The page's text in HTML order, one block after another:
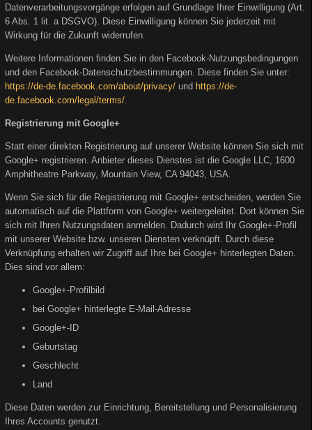
Datenverarbeitungsvorgänge erfolgen auf Grundlage Ihrer Einwilligung (Art.
6 Abs. 1 lit. a DSGVO). Diese Einwilligung können Sie jederzeit mit
Wirkung für die Zukunft widerrufen.
Weitere Informationen finden Sie in den Facebook-Nutzungsbedingungen
und den Facebook-Datenschutzbestimmungen. Diese finden Sie unter:
https://de-de.facebook.com/about/privacy/ und https://de-
de.facebook.com/legal/terms/.
Registrierung mit Google+
Statt einer direkten Registrierung auf unserer Website können Sie sich mit
Google+ registrieren. Anbieter dieses Dienstes ist die Google LLC, 1600
Amphitheatre Parkway, Mountain View, CA 94043, USA.
Wenn Sie sich für die Registrierung mit Google+ entscheiden, werden Sie
automatisch auf die Plattform von Google+ weitergeleitet. Dort können Sie
sich mit Ihren Nutzungsdaten anmelden. Dadurch wird Ihr Google+-Profil
mit unserer Website bzw. unseren Diensten verknüpft. Durch diese
Verknüpfung erhalten wir Zugriff auf Ihre bei Google+ hinterlegten Daten.
Dies sind vor allem:
Google+-Profilbild
bei Google+ hinterlegte E-Mail-Adresse
Google+-ID
Geburtstag
Geschlecht
Land
Diese Daten werden zur Einrichtung, Bereitstellung und Personalisierung
Ihres Accounts genutzt.